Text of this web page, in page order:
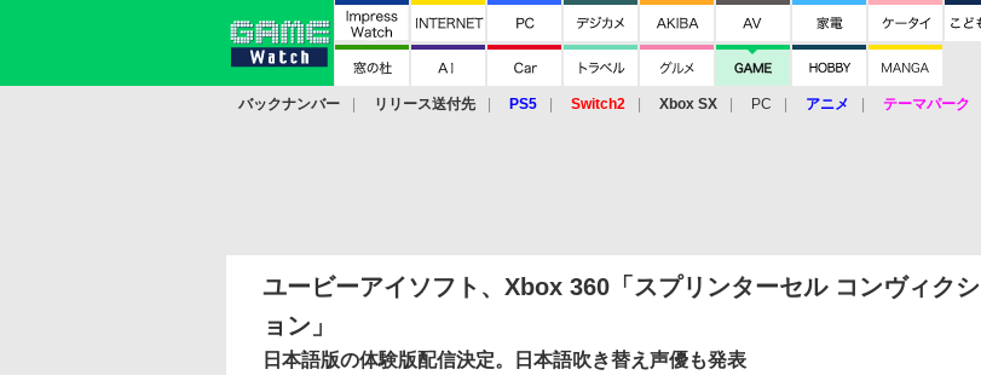
バックナンバー リリース送付先 PS5 Switch2 Xbox SX PC アニメ テーマパーク
ユービーアイソフト、Xbox 360「スプリンターセル コンヴィクシ
ョン」
日本語版の体験版配信決定。日本語吹き替え声優も発表